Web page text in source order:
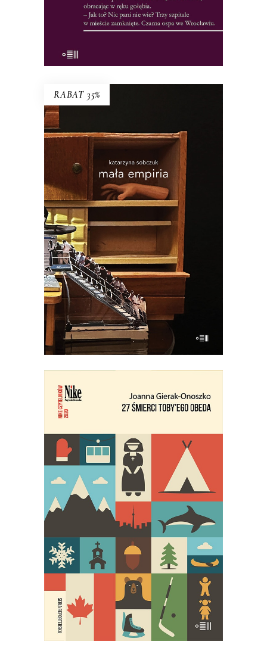
RABAT 35%
E-BOOK DO KOSZYKA
MAŁA EMPIRIA
Esej uczestniczący o wczesnej starości i
zagadce rodzicielstwa.
53.00zł 34.45zł
KSIĄŻKA DO KOSZYKA
E-BOOK DO KOSZYKA
27 ŚMIERCI TOBY’EGO OBEDA
Najgłośniejszy debiut reporterski
ostatnich lat!
29.95